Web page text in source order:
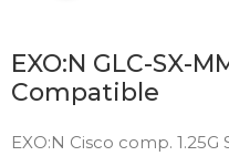
EXO:N GLC-SX-
Compatible
EXO:N Cisco comp. 1.25G